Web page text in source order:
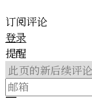
订阅评论
登录
提醒